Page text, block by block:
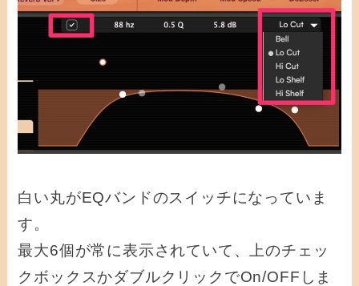
白い丸がEQバンドのスイッチになっていま
す。
最大6個が常に表示されていて、上のチェッ
クボックスかダブルクリックでOn/OFFしま